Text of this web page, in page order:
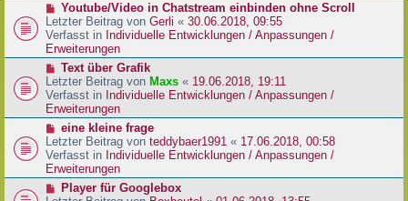
a
g
B
e
i
t
a
g
N
e
u
e
r
B
e
i
t
a
g
Youtube/Video in Chatstream einbinden ohne Scroll
Letzter Beitrag von Gerli « 30.06.2018, 09:55
Verfasst in Individuelle Entwicklungen / Anpassungen /
Erweiterungen
N
e
u
e
r
B
e
i
t
Text über Grafik
Letzter Beitrag von Maxs « 19.06.2018, 19:11
Verfasst in Individuelle Entwicklungen / Anpassungen /
Erweiterungen
N
e
u
e
r
B
eine kleine frage
Letzter Beitrag von teddybaer1991 « 17.06.2018, 00:58
Verfasst in Individuelle Entwicklungen / Anpassungen /
Erweiterungen
NPlayer für Googlebox